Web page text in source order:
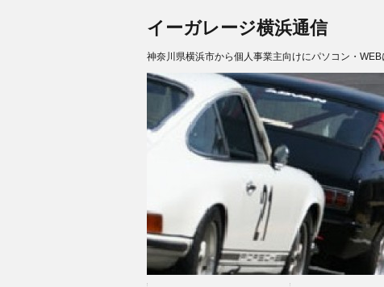
イーガレージ横浜通信
神奈川県横浜市から個人事業主向けにパソコン・